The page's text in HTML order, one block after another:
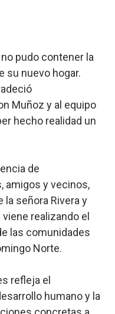
pudo contener la
su nuevo hogar.
Muñoz y al equipo
hecho realidad un
de
amigos y vecinos,
la señora Rivera y
realizando el
las comunidades
Norte.
refleja el
humano y la